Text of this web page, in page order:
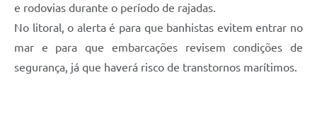
e rodovias durante o período de rajadas.
No litoral, o alerta é para que banhistas evitem entrar no
mar e para que embarcações revisem condições de
segurança, já que haverá risco de transtornos marítimos.